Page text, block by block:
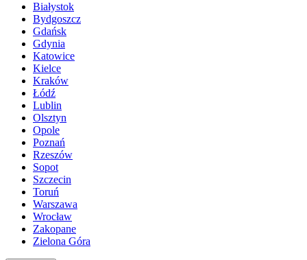
Białystok
Bydgoszcz
Gdańsk
Gdynia
Katowice
Kielce
Kraków
Łódź
Lublin
Olsztyn
Opole
Poznań
Rzeszów
Sopot
Szczecin
Toruń
Warszawa
Wrocław
Zakopane
Zielona Góra